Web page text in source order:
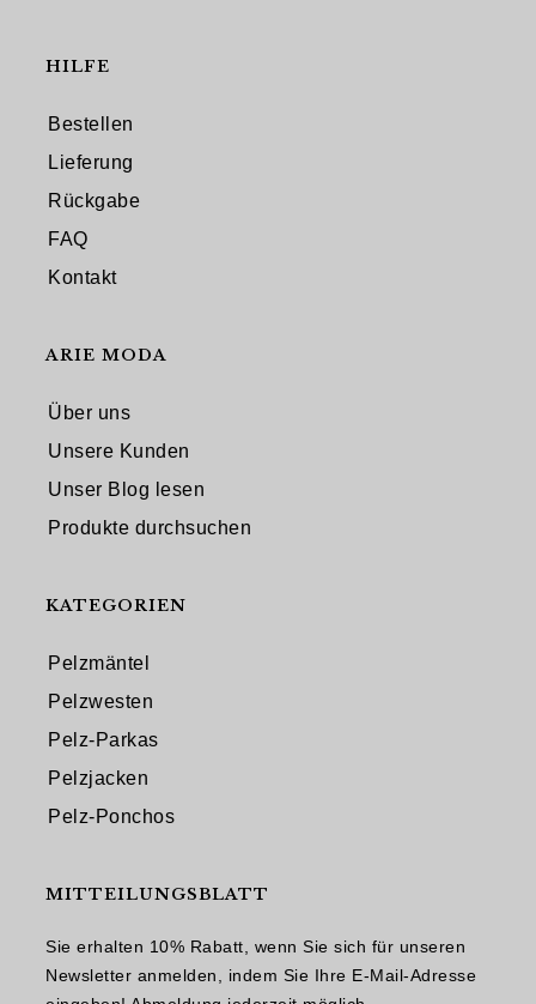
HILFE
Bestellen
Lieferung
Rückgabe
FAQ
Kontakt
ARIE MODA
Über uns
Unsere Kunden
Unser Blog lesen
Produkte durchsuchen
KATEGORIEN
Pelzmäntel
Pelzwesten
Pelz-Parkas
Pelzjacken
Pelz-Ponchos
MITTEILUNGSBLATT
Sie erhalten 10% Rabatt, wenn Sie sich für unseren
Newsletter anmelden, indem Sie Ihre E-Mail-Adresse